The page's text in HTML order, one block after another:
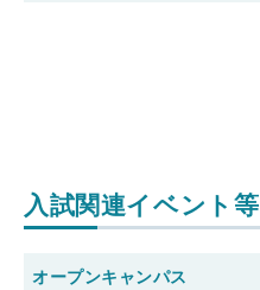
入試関連イベント等
オープンキャンパス